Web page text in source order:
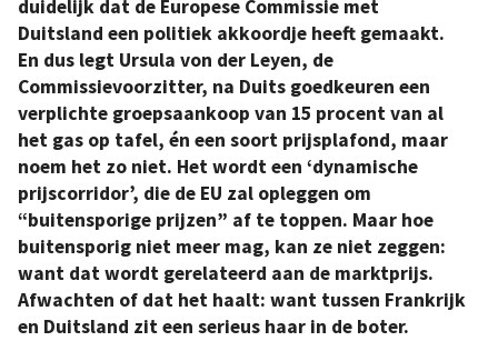
duidelijk dat de Europese Commissie met
Duitsland een politiek akkoordje heeft gemaakt.
En dus legt Ursula von der Leyen, de
Commissievoorzitter, na Duits goedkeuren een
verplichte groepsaankoop van 15 procent van al
het gas op tafel, én een soort prijsplafond, maar
noem het zo niet. Het wordt een ‘dynamische
prijscorridor’, die de EU zal opleggen om
“buitensporige prijzen” af te toppen. Maar hoe
buitensporig niet meer mag, kan ze niet zeggen:
want dat wordt gerelateerd aan de marktprijs.
Afwachten of dat het haalt: want tussen Frankrijk
en Duitsland zit een serieus haar in de boter.